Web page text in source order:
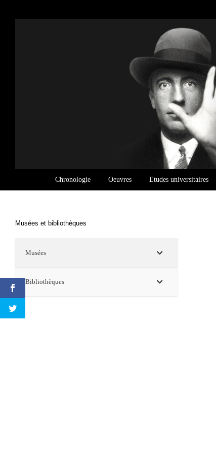
Chronologie Oeuvres Etudes universitaires
Musées et bibliothèques
Musées
Bibliothèques